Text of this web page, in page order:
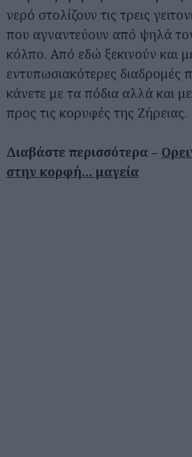
νερό στολίζουν τις τρεις
που αγναντεύουν από ψηλά
κόλπο. Από εδώ ξεκινούν και
εντυπωσιακότερες διαδρομές
κάνετε με τα πόδια αλλά και
προς τις κορυφές της Ζήρειας.
Διαβάστε περισσότερα –
στην κορφή… μαγεία